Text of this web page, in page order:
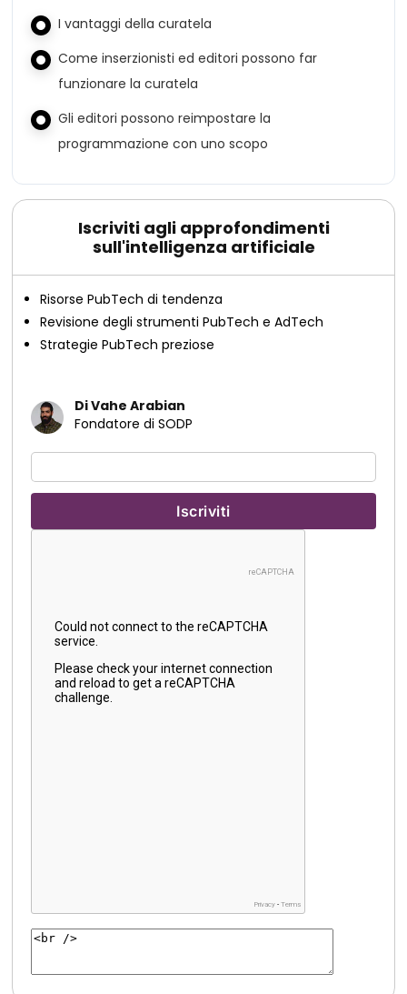
I vantaggi della curatela
Come inserzionisti ed editori possono far
funzionare la curatela
Gli editori possono reimpostare la
programmazione con uno scopo
Iscriviti agli approfondimenti
sull'intelligenza artificiale
Risorse PubTech di tendenza
Revisione degli strumenti PubTech e AdTech
Strategie PubTech preziose
Di Vahe Arabian
Fondatore di SODP